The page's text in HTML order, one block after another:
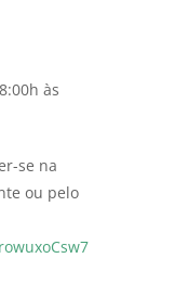
às
se na
ou pelo